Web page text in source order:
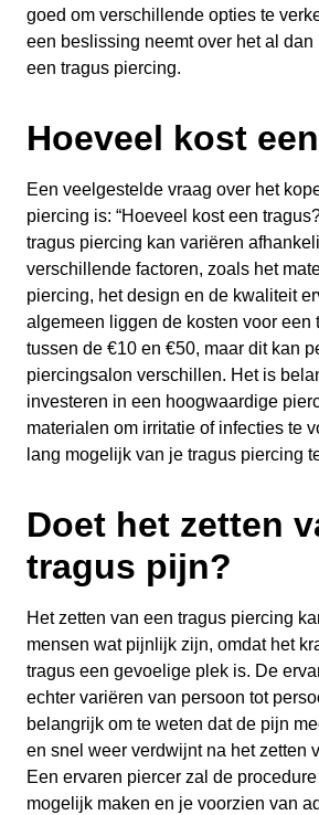
goed om verschillende opties te
een beslissing neemt over het al dan
een tragus piercing.
Hoeveel kost
Een veelgestelde vraag over het
piercing is: “Hoeveel kost een
tragus piercing kan variëren
verschillende factoren, zoals het
piercing, het design en de kwaliteit
algemeen liggen de kosten voor een
tussen de €10 en €50, maar dit kan
piercingsalon verschillen. Het is
investeren in een hoogwaardige
materialen om irritatie of infecties te
lang mogelijk van je tragus piercing
Doet het zetten
tragus pijn?
Het zetten van een tragus piercing
mensen wat pijnlijk zijn, omdat het
tragus een gevoelige plek is. De
echter variëren van persoon tot
belangrijk om te weten dat de pijn
en snel weer verdwijnt na het zetten
Een ervaren piercer zal de
mogelijk maken en je voorzien van